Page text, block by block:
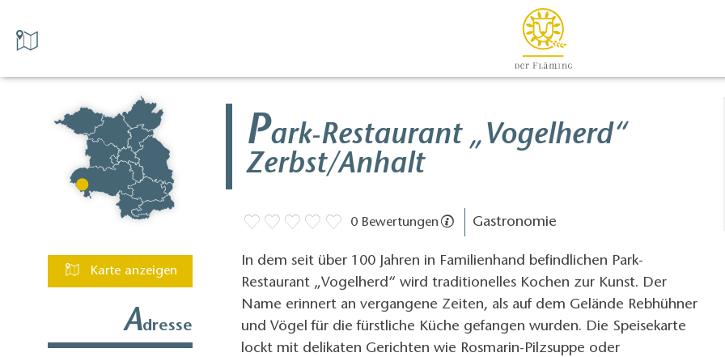
Karte anzeigen
Adresse
Park-Restaurant „Vogelherd“
Zerbst/Anhalt
0 Bewertungen Gastronomie
In dem seit über 100 Jahren in Familienhand befindlichen Park-
Restaurant „Vogelherd“ wird traditionelles Kochen zur Kunst. Der
Name erinnert an vergangene Zeiten, als auf dem Gelände Rebhühner
und Vögel für die fürstliche Küche gefangen wurden. Die Speisekarte
lockt mit delikaten Gerichten wie Rosmarin-Pilzsuppe oder